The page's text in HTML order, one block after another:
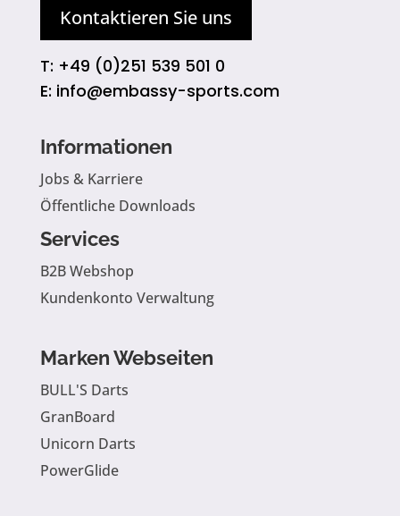
Kontaktieren Sie uns
T: +49 (0)251 539 501 0
E: info@embassy-sports.com
Informationen
Jobs & Karriere
Öffentliche Downloads
Services
B2B Webshop
Kundenkonto Verwaltung
Marken Webseiten
BULL'S Darts
GranBoard
Unicorn Darts
PowerGlide